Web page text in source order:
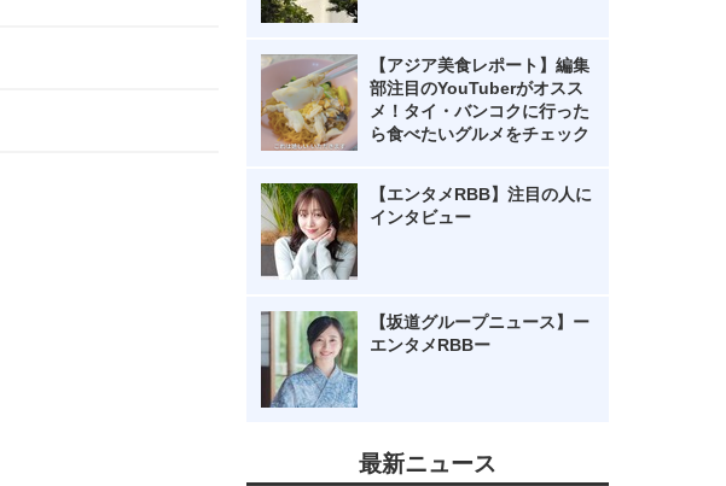
【アジア美食レポート】編集
部注目のYouTuberがオスス
メ！タイ・バンコクに行った
ら食べたいグルメをチェック
【エンタメRBB】注目の人に
インタビュー
【坂道グループニュース】ー
エンタメRBBー
最新ニュース